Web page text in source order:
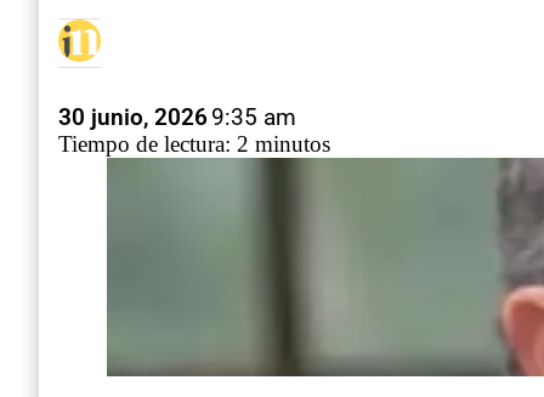
30 junio, 20269:35 am
Tiempo de lectura: 2 minutos